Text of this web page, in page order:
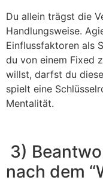
Du allein trägst die
Handlungsweise.
Einflussfaktoren als
du von einem Fixed
willst, darfst du
spielt eine
Mentalität.
3)
nach dem